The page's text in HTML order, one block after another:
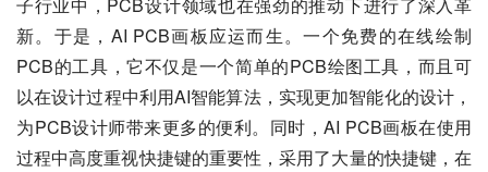
子行业中，PCB设计领域也在强劲的推动下进行了深入革
新。于是，AI PCB画板应运而生。一个免费的在线绘制
PCB的工具，它不仅是一个简单的PCB绘图工具，而且可
以在设计过程中利用AI智能算法，实现更加智能化的设计，
为PCB设计师带来更多的便利。同时，AI PCB画板在使用
过程中高度重视快捷键的重要性，采用了大量的快捷键，在